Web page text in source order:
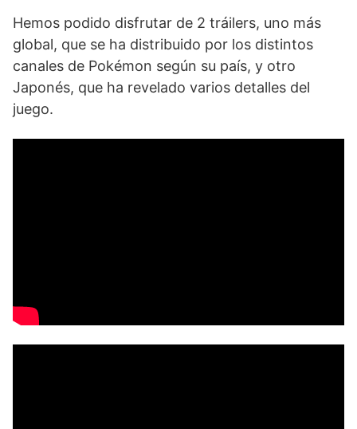
Hemos podido disfrutar de 2 tráilers, uno más
global, que se ha distribuido por los distintos
canales de Pokémon según su país, y otro
Japonés, que ha revelado varios detalles del
juego.